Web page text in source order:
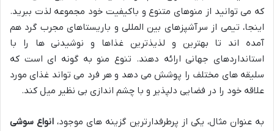
که می توانید از منوهای متنوع و باکیفیت خود مجموعه لذت ببرید.
اینجا، تیمی از سرآشپزهای بین المللی و باریستاهای مجرب گرد هم
آمده اند تا بهترین و لذیذترین غذاها و نوشیدنی ها را با
استانداردهای جهانی ارائه دهند. تنوع منو به گونه ای است که
سلیقه های مختلف را پوشش می دهد و هر فرد می تواند غذای مورد
علاقه خود را در فضایی دلپذیر و با چشم اندازی بی نظیر میل کند.
به عنوان مثال، یکی از پرطرفدارترین گزینه های موجود، انواع سوشی